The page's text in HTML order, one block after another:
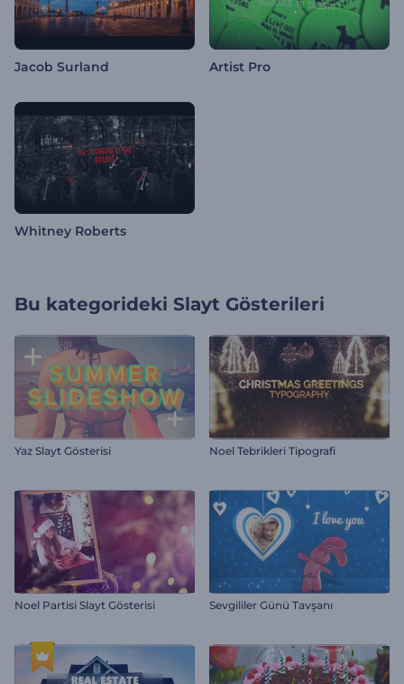
Jacob Surland Artist Pro
Whitney Roberts
Bu kategorideki Slayt Gösterileri
Yaz Slayt Gösterisi Noel Tebrikleri Tipografi
Noel Partisi Slayt Gösterisi Sevgililer Günü Tavşanı